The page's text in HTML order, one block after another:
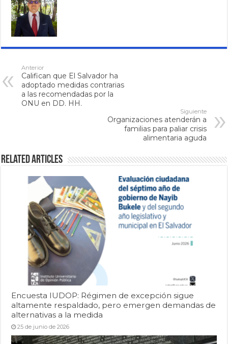
Anterior
Califican que El Salvador ha
adoptado medidas contrarias
a las recomendadas por la
ONU en DD. HH.
Siguiente
Organizaciones atenderán a
familias para paliar crisis
alimentaria aguda
Related Articles
Encuesta IUDOP: Régimen de excepción sigue
altamente respaldado, pero emergen demandas de
alternativas a la medida
25 de junio de 2026